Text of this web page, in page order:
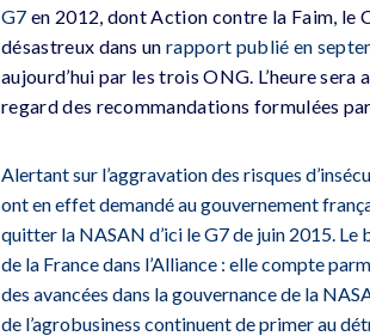
G7 en 2012, dont Action contre la Faim, le
désastreux dans unrapport publié en
aujourd’hui par les trois ONG. L’heure
regard des recommandations formulées
Alertant sur l’aggravation des risques
ont en effet demandé au gouvernement
quitter la NASAN d’ici le G7 de juin 2015.
de la France dans l’Alliance : elle compte
des avancées dans la gouvernance de la
de l’agrobusiness continuent de primer au